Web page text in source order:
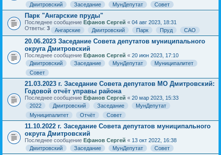
Дмитровский
Заседание МунДепутат Совет
Парк "Ангарские пруды"
Последнее сообщение Ефанов Сергей « 04 авг 2023, 18:31
Ответы: 3 Ангарские Дмитровский Парк Пруд САО
20.06.2023 Заседание Совета депутатов муниципального
округа Дмитровский
Последнее сообщение Ефанов Сергей « 20 июн 2023, 17:10
Дмитровский
Заседание МунДепутат
Муниципалитет
Совет
21.03.2023 г. Заседание Совета депутатов МО Дмитровский:
Годовой отчёт управы района
Последнее сообщение Ефанов Сергей « 20 мар 2023, 15:33
2022
Дмитровский Заседание
МунДепутат
Муниципалитет
Отчёт Совет
11.10.2022 г. Заседание Совета депутатов муниципального
округа Дмитровский
Последнее сообщение Ефанов Сергей « 13 окт 2022, 16:38
Дмитровский
Заседание МунДепутат Совет